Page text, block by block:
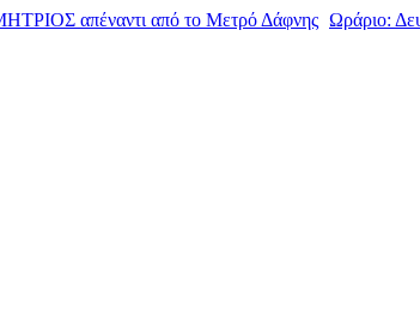
απέναντι από το Μετρό Δάφνης Ωράριο: